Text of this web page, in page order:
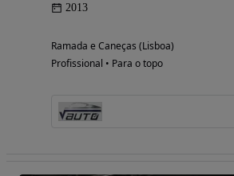
2013
Ramada e Caneças (Lisboa)
Profissional • Para o topo